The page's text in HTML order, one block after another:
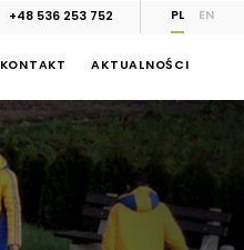
+48 536 253 752 PL EN
KONTAKT AKTUALNOŚCI